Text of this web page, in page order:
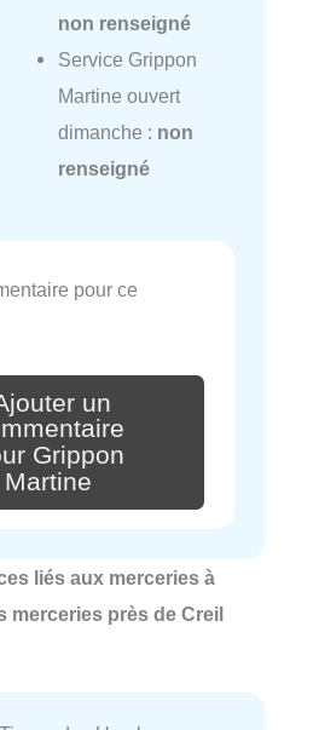
non renseigné
Service Grippon
Martine ouvert
dimanche : non
renseigné
pour ce
un
Grippon
Martine
liés aux merceries à
merceries près de Creil